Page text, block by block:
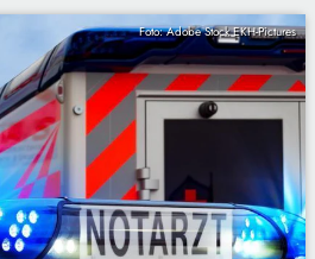
Foto: Adobe Stock EKH-Pictures